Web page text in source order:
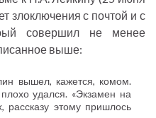
злоключения с почтой и с
совершил не менее
выше:
вышел, кажется, комом.
удался. «Экзамен на
рассказу этому пришлось